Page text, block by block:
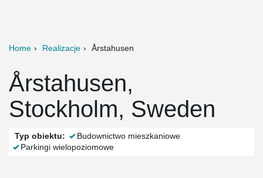
Home Realizacje Årstahusen
Årstahusen,
Stockholm, Sweden
Typ obiektu:
Budownictwo mieszkaniowe
Parkingi wielopoziomowe